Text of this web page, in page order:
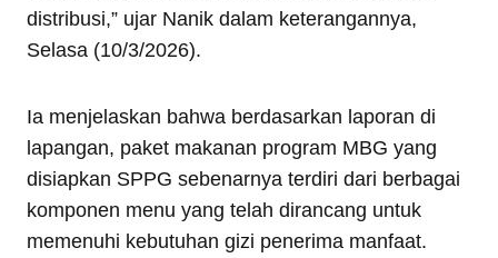
distribusi,” ujar Nanik dalam keterangannya,
Selasa (10/3/2026).
Ia menjelaskan bahwa berdasarkan laporan di
lapangan, paket makanan program MBG yang
disiapkan SPPG sebenarnya terdiri dari berbagai
komponen menu yang telah dirancang untuk
memenuhi kebutuhan gizi penerima manfaat.